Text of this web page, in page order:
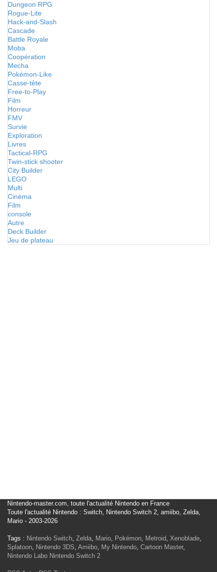
Dungeon RPG
Rogue-Lite
Hack-and-Slash
Cascade
Battle Royale
Moba
Coopération
Mecha
Pokémon-Like
Casse-tête
Free-to-Play
Film
Horreur
FMV
Survie
Exploration
Livres
Tactical-RPG
Twin-stick shooter
City Builder
LEGO
Multi
Cinéma
Film
console
Autre
Deck Builder
Jeu de plateau
Nintendo-master.com, toute l'actualité Nintendo en France
Toute l'actualité Nintendo : Switch, Nintendo Switch 2, amiibo, Zelda,
Mario - 2003-2026
Tags : Nintendo Switch, Zelda, Mario, Pokémon, Metroid, Xenoblade,
Splatoon, Nintendo 3DS, Amiibo, My Nintendo, Cartoon Master,
Nintendo Labo Nintendo Switch 2